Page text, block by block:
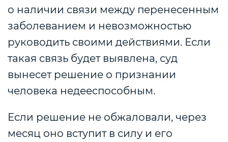
о наличии связи между перенесенным
заболеванием и невозможностью
руководить своими действиями. Если
такая связь будет выявлена, суд
вынесет решение о признании
человека недееспособным.
Если решение не обжаловали, через
месяц оно вступит в силу и его